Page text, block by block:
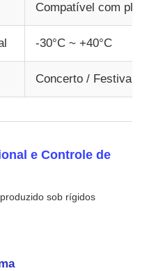
Compatível com
-30°C ~ +40°C
Concerto / Festival /
e Controle de
sob rígidos